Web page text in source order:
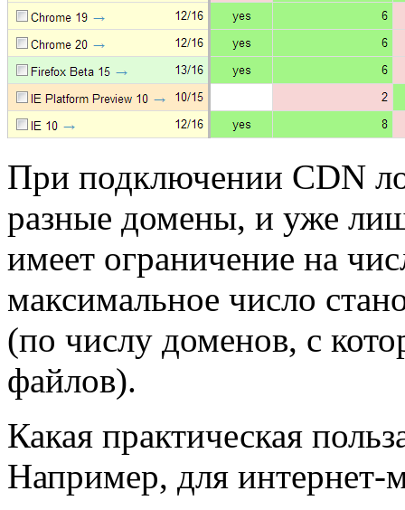
При подключении CDN
разные домены, и уже
имеет ограничение на
максимальное число
(по числу доменов, с
файлов).
Какая практическая
Например, для интернет-